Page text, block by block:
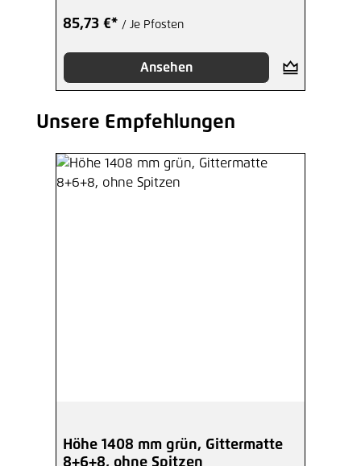
85,73 €* / Je Pfosten
Ansehen
Produktgalerie überspringen
Unsere Empfehlungen
Höhe 1408 mm grün, Gittermatte
8+6+8, ohne Spitzen